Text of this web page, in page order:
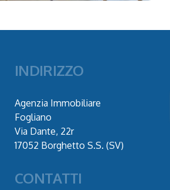
INDIRIZZO
Agenzia Immobiliare
Fogliano
Via Dante, 22r
17052 Borghetto S.S. (SV)
CONTATTI